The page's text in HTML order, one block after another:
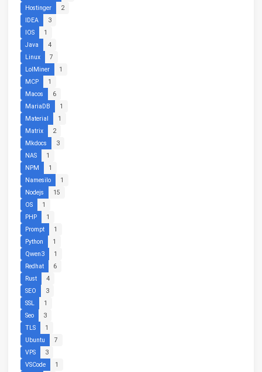
Hostinger
2
IDEA
3
IOS
1
Java
4
Linux
7
LolMiner
1
MCP
1
Macos
6
MariaDB
1
Material
1
Matrix
2
Mkdocs
3
NAS
1
NPM
1
Namesilo
1
Nodejs
15
OS
1
PHP
1
Prompt
1
Python
1
Qwen3
1
Redhat
6
Rust
4
SEO
3
SSL
1
Seo
3
TLS
1
Ubuntu
7
VPS
3
VSCode
1